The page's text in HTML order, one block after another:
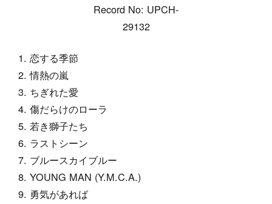
Record No: UPCH-
29132
恋する季節
情熱の嵐
ちぎれた愛
傷だらけのローラ
若き獅子たち
ラストシーン
ブルースカイブルー
YOUNG MAN (Y.M.C.A.)
勇気があれば